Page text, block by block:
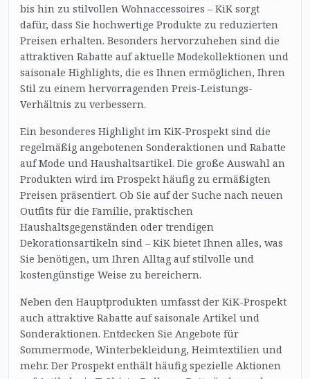
bis hin zu stilvollen Wohnaccessoires – KiK sorgt
dafür, dass Sie hochwertige Produkte zu reduzierten
Preisen erhalten. Besonders hervorzuheben sind die
attraktiven Rabatte auf aktuelle Modekollektionen und
saisonale Highlights, die es Ihnen ermöglichen, Ihren
Stil zu einem hervorragenden Preis-Leistungs-
Verhältnis zu verbessern.
Ein besonderes Highlight im KiK-Prospekt sind die
regelmäßig angebotenen Sonderaktionen und Rabatte
auf Mode und Haushaltsartikel. Die große Auswahl an
Produkten wird im Prospekt häufig zu ermäßigten
Preisen präsentiert. Ob Sie auf der Suche nach neuen
Outfits für die Familie, praktischen
Haushaltsgegenständen oder trendigen
Dekorationsartikeln sind – KiK bietet Ihnen alles, was
Sie benötigen, um Ihren Alltag auf stilvolle und
kostengünstige Weise zu bereichern.
Neben den Hauptprodukten umfasst der KiK-Prospekt
auch attraktive Rabatte auf saisonale Artikel und
Sonderaktionen. Entdecken Sie Angebote für
Sommermode, Winterbekleidung, Heimtextilien und
mehr. Der Prospekt enthält häufig spezielle Aktionen